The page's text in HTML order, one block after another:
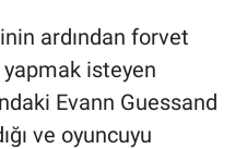
ardından forvet
isteyen
Evann Guessand
ve oyuncuyu